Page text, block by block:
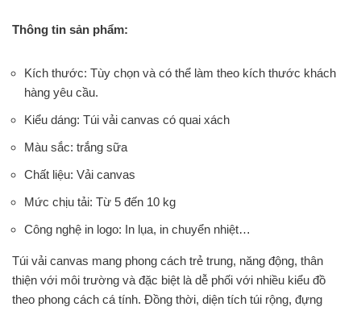
Thông tin sản phẩm:
Kích thước: Tùy chọn và có thể làm theo kích thước khách
hàng yêu cầu.
Kiểu dáng: Túi vải canvas có quai xách
Màu sắc: trắng sữa
Chất liệu: Vải canvas
Mức chịu tải: Từ 5 đến 10 kg
Công nghệ in logo: In lụa, in chuyển nhiệt…
Túi vải canvas mang phong cách trẻ trung, năng động, thân
thiện với môi trường và đặc biệt là dễ phối với nhiều kiểu đồ
theo phong cách cá tính. Đồng thời, diện tích túi rộng, đựng